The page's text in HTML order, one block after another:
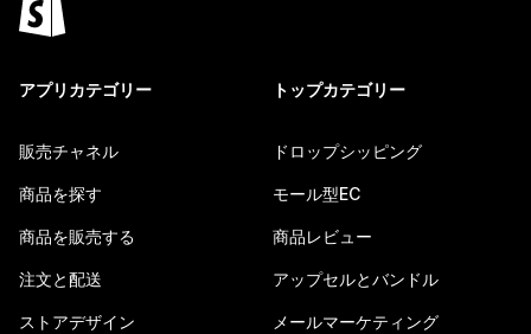
アプリカテゴリー
販売チャネル
商品を探す
商品を販売する
注文と配送
ストアデザイン
トップカテゴリー
ドロップシッピング
モール型EC
商品レビュー
アップセルとバンドル
メールマーケティング